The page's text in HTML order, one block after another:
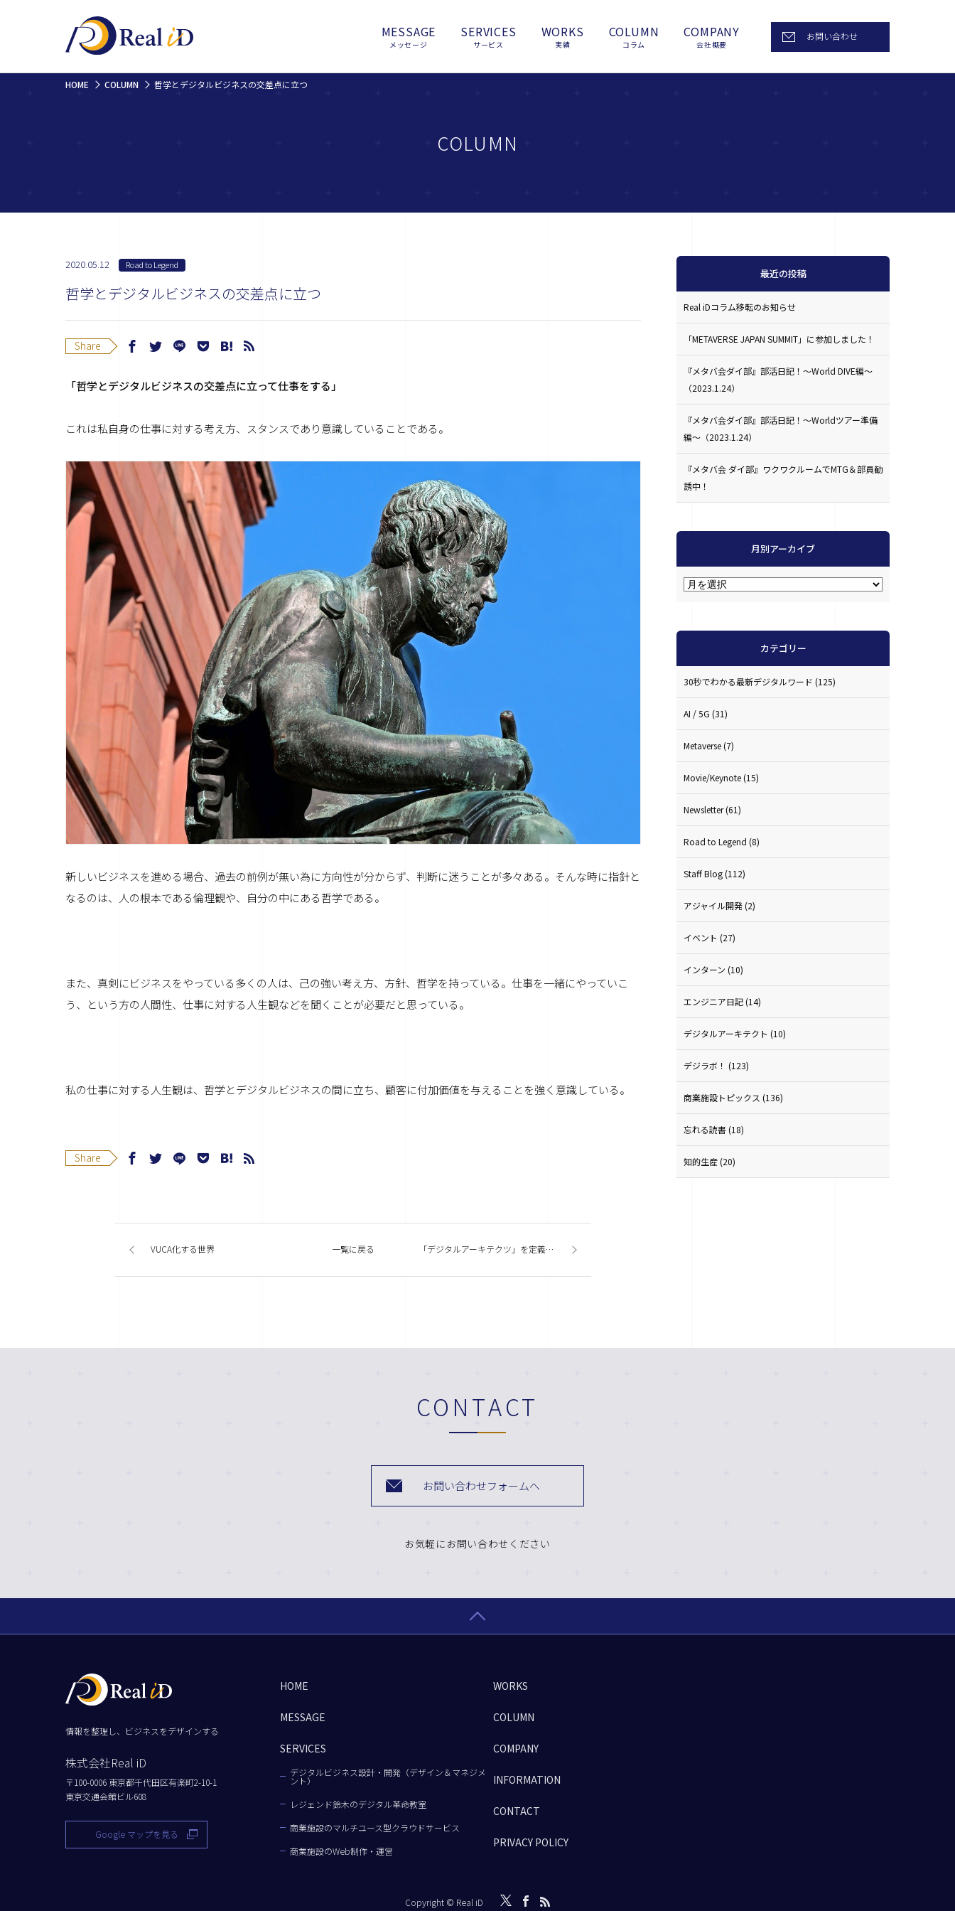
MESSAGE
メッセージ
SERVICES
サービス
WORKS
実績
COLUMN
コラム
COMPANY
会社概要
お問い合わせ
HOME COLUMN 哲学とデジタルビジネスの交差点に立つ
COLUMN
2020.05.12 Road to Legend
哲学とデジタルビジネスの交差点に立つ
Share
「哲学とデジタルビジネスの交差点に立って仕事をする」
これは私自身の仕事に対する考え方、スタンスであり意識していることである。
新しいビジネスを進める場合、過去の前例が無い為に方向性が分からず、判断に迷うことが多々ある。そんな時に指針と
なるのは、人の根本である倫理観や、自分の中にある哲学である。
また、真剣にビジネスをやっている多くの人は、己の強い考え方、方針、哲学を持っている。仕事を一緒にやっていこ
う、という方の人間性、仕事に対する人生観などを聞くことが必要だと思っている。
私の仕事に対する人生観は、哲学とデジタルビジネスの間に立ち、顧客に付加価値を与えることを強く意識している。
Share
VUCA化する世界 一覧に戻る 「デジタルアーキテクツ」を定義する
最近の投稿
Real iDコラム移転のお知らせ
「METAVERSE JAPAN SUMMIT」に参加しました！
『メタバ会ダイ部』部活日記！〜World DIVE編〜
（2023.1.24）
『メタバ会ダイ部』部活日記！〜Worldツアー準備
編〜（2023.1.24）
『メタバ会 ダイ部』ワクワクルームでMTG＆部員勧
誘中！
月別アーカイブ
カテゴリー
30秒でわかる最新デジタルワード (125)
AI / 5G (31)
Metaverse(7)
Movie/Keynote(15)
Newsletter(61)
Road to Legend (8)
Staff Blog(112)
アジャイル開発(2)
イベント (27)
インターン (10)
エンジニア日記(14)
デジタルアーキテクト (10)
デジラボ！ (123)
商業施設トピックス (136)
忘れる読書(18)
知的生産(20)
CONTACT
お問い合わせフォームへ
お気軽にお問い合わせください
情報を整理し、ビジネスをデザインする
株式会社Real iD
〒100-0006 東京都千代田区有楽町2-10-1
東京交通会館ビル608
Google マップを見る
HOME
MESSAGE
SERVICES
デジタルビジネス設計・開発（デザイン＆マネジメ
ント）
レジェンド鈴木のデジタル革命教室
商業施設のマルチユース型クラウドサービス
商業施設のWeb制作・運営
WORKS
COLUMN
COMPANY
INFORMATION
CONTACT
PRIVACY POLICY
Copyright © Real iD